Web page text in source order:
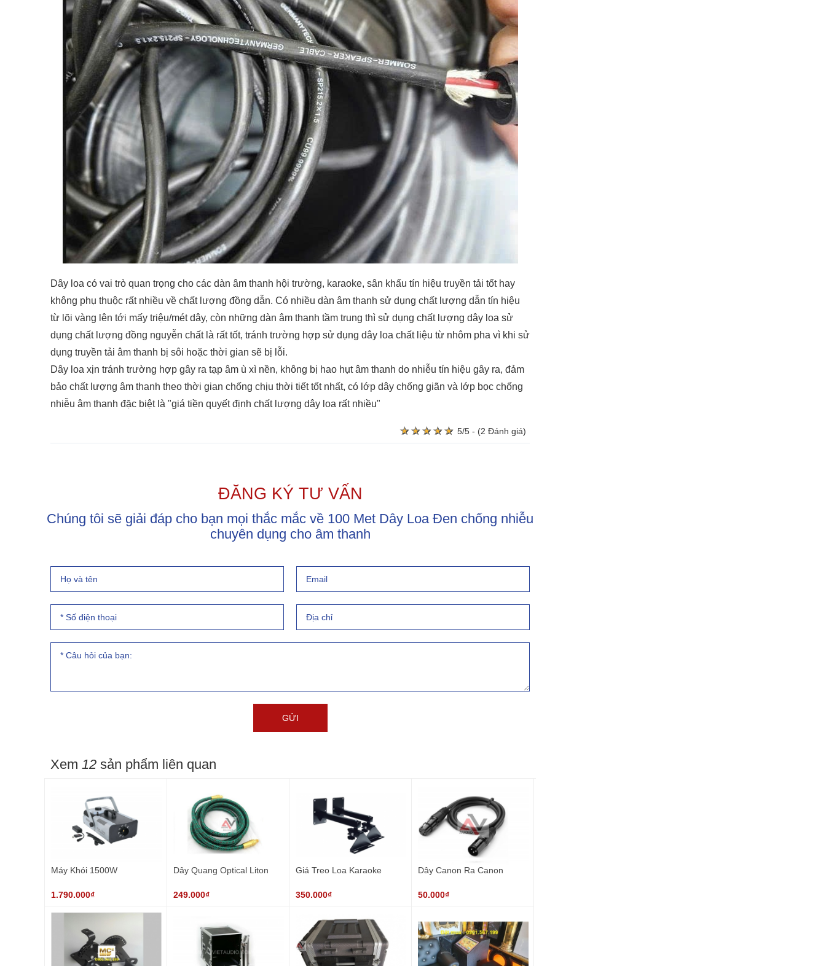
Dây loa có vai trò quan trọng cho các dàn âm thanh hội trường, karaoke, sân khấu tín hiệu truyền tải tốt hay
không phụ thuộc rất nhiều về chất lượng đồng dẫn. Có nhiều dàn âm thanh sử dụng chất lượng dẫn tín hiệu
từ lõi vàng lên tới mấy triệu/mét dây, còn những dàn âm thanh tầm trung thì sử dụng chất lượng dây loa sử
dụng chất lượng đồng nguyễn chất là rất tốt, tránh trường hợp sử dụng dây loa chất liệu từ nhôm pha vì khi sử
dụng truyền tải âm thanh bị sôi hoặc thời gian sẽ bị lỗi.
Dây loa xịn tránh trường hợp gây ra tạp âm ù xì nền, không bị hao hụt âm thanh do nhiễu tín hiệu gây ra, đảm
bảo chất lượng âm thanh theo thời gian chống chịu thời tiết tốt nhất, có lớp dây chống giãn và lớp bọc chống
nhiễu âm thanh đặc biệt là "giá tiền quyết định chất lượng dây loa rất nhiều"
★ ★ ★ ★ ★
★ ★ ★ ★ ★ 5/5 - (2 Đánh giá)
ĐĂNG KÝ TƯ VẤN
Chúng tôi sẽ giải đáp cho bạn mọi thắc mắc về 100 Met Dây Loa Đen chống nhiễu
chuyên dụng cho âm thanh
Xem 12 sản phẩm liên quan
Máy Khói 1500W
1.790.000₫
Dây Quang Optical Liton
249.000₫
Giá Treo Loa Karaoke
350.000₫
Dây Canon Ra Canon
50.000₫